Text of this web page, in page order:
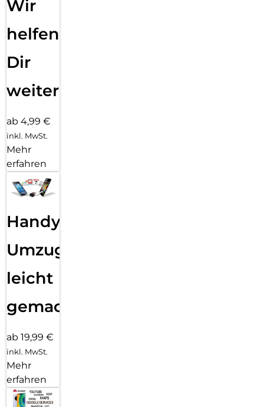
Wir
helfen
Dir
weiter
ab 4,99 €
inkl. MwSt.
Mehr
erfahren
Handy
Umzug
leicht
gemacht!
ab 19,99 €
inkl. MwSt.
Mehr
erfahren